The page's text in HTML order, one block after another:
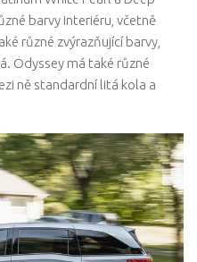
barvy interiéru, včetně
různé zvýrazňující barvy,
Odyssey má také různé
ně standardní litá kola a